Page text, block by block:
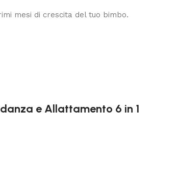
mesi di crescita del tuo bimbo.
e Allattamento 6 in 1